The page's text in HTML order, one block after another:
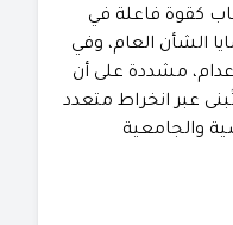
كقوة فاعلة في
الشأن العام، وفي
مشددة على أن
عبر انخراط متعدد
والجامعية